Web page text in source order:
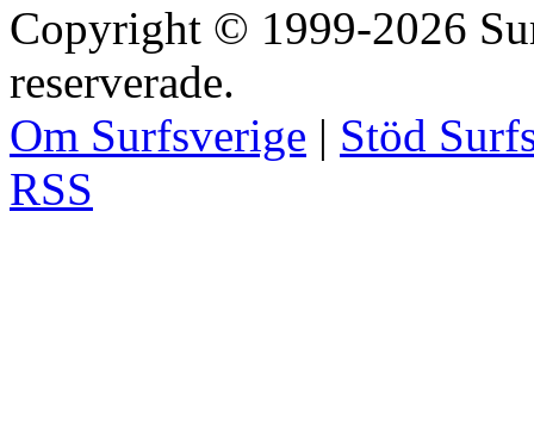
Copyright © 1999-2026
reserverade.
Om Surfsverige | Stöd
RSS